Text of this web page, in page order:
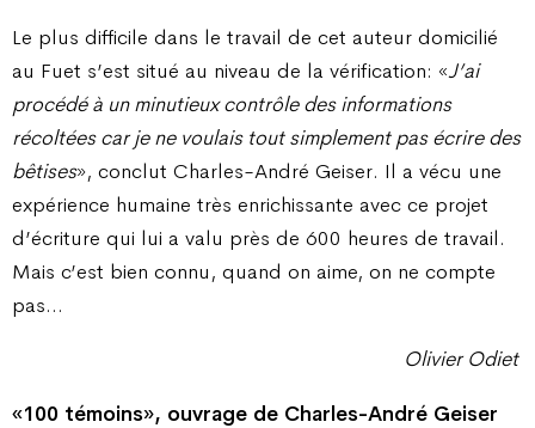
Le plus difficile dans le travail de cet auteur domicilié
au Fuet s’est situé au niveau de la vérification: «J’ai
procédé à un minutieux contrôle des informations
récoltées car je ne voulais tout simplement pas écrire des
bêtises», conclut Charles-André Geiser. Il a vécu une
expérience humaine très enrichissante avec ce projet
d’écriture qui lui a valu près de 600 heures de travail.
Mais c’est bien connu, quand on aime, on ne compte
pas…
Olivier Odiet
«100 témoins», ouvrage de Charles-André Geiser